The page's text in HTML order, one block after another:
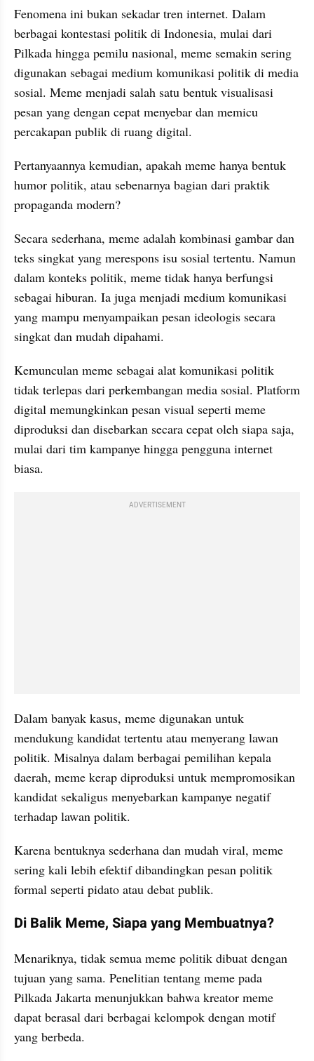
Fenomena ini bukan sekadar tren internet. Dalam
berbagai kontestasi politik di Indonesia, mulai dari
Pilkada hingga pemilu nasional, meme semakin sering
digunakan sebagai medium komunikasi politik di media
sosial. Meme menjadi salah satu bentuk visualisasi
pesan yang dengan cepat menyebar dan memicu
percakapan publik di ruang digital.
Pertanyaannya kemudian, apakah meme hanya bentuk
humor politik, atau sebenarnya bagian dari praktik
propaganda modern?
Secara sederhana, meme adalah kombinasi gambar dan
teks singkat yang merespons isu sosial tertentu. Namun
dalam konteks politik, meme tidak hanya berfungsi
sebagai hiburan. Ia juga menjadi medium komunikasi
yang mampu menyampaikan pesan ideologis secara
singkat dan mudah dipahami.
Kemunculan meme sebagai alat komunikasi politik
tidak terlepas dari perkembangan media sosial. Platform
digital memungkinkan pesan visual seperti meme
diproduksi dan disebarkan secara cepat oleh siapa saja,
mulai dari tim kampanye hingga pengguna internet
biasa.
ADVERTISEMENT
Dalam banyak kasus, meme digunakan untuk
mendukung kandidat tertentu atau menyerang lawan
politik. Misalnya dalam berbagai pemilihan kepala
daerah, meme kerap diproduksi untuk mempromosikan
kandidat sekaligus menyebarkan kampanye negatif
terhadap lawan politik.
Karena bentuknya sederhana dan mudah viral, meme
sering kali lebih efektif dibandingkan pesan politik
formal seperti pidato atau debat publik.
Di Balik Meme, Siapa yang Membuatnya?
Menariknya, tidak semua meme politik dibuat dengan
tujuan yang sama. Penelitian tentang meme pada
Pilkada Jakarta menunjukkan bahwa kreator meme
dapat berasal dari berbagai kelompok dengan motif
yang berbeda.